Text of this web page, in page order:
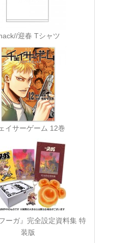
迎春 Tシャツ
イサーゲーム 12巻
ーガ』完全設定資料集 特
装版